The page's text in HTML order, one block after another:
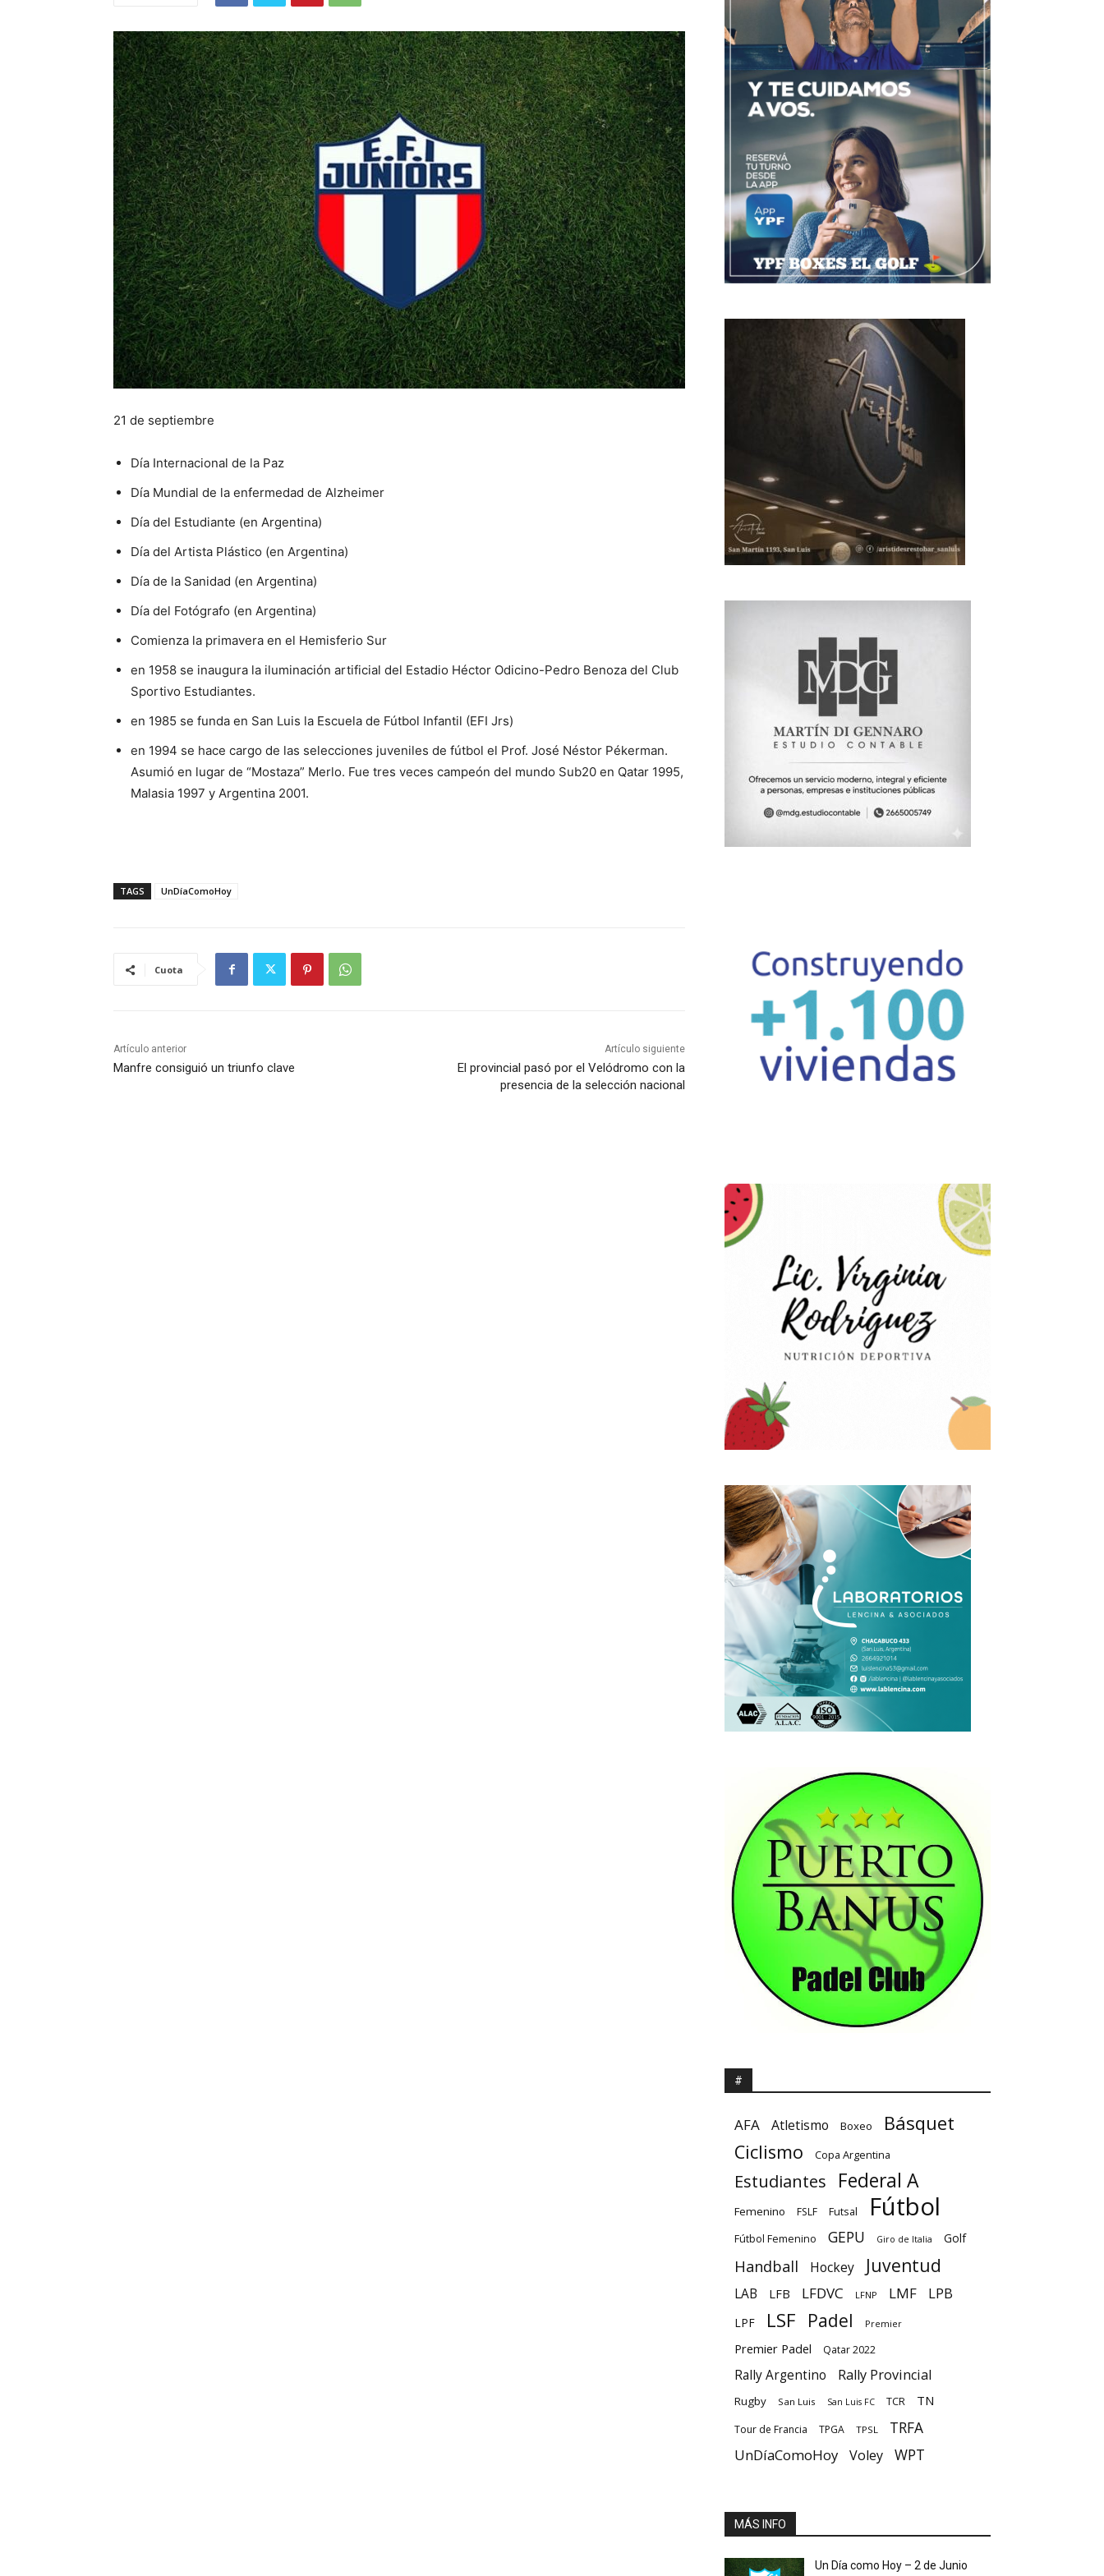
21 de septiembre
Día Internacional de la Paz
Día Mundial de la enfermedad de Alzheimer
Día del Estudiante (en Argentina)
Día del Artista Plástico (en Argentina)
Día de la Sanidad (en Argentina)
Día del Fotógrafo (en Argentina)
Comienza la primavera en el Hemisferio Sur
en 1958 se inaugura la iluminación artificial del Estadio Héctor Odicino-Pedro Benoza del Club
Sportivo Estudiantes.
en 1985 se funda en San Luis la Escuela de Fútbol Infantil (EFI Jrs)
en 1994 se hace cargo de las selecciones juveniles de fútbol el Prof. José Néstor Pékerman.
Asumió en lugar de “Mostaza” Merlo. Fue tres veces campeón del mundo Sub20 en Qatar 1995,
Malasia 1997 y Argentina 2001.
TAGS UnDíaComoHoy
Cuota
Artículo anterior
Manfre consiguió un triunfo clave
Artículo siguiente
El provincial pasó por el Velódromo con la
presencia de la selección nacional
#
AFA Atletismo Boxeo Básquet
Ciclismo Copa Argentina
Estudiantes Federal A
Femenino FSLF Futsal Fútbol
Fútbol Femenino GEPU Giro de Italia Golf
Handball Hockey Juventud
LAB LFB LFDVC LFNP LMF LPB
LPF LSF Padel Premier
Premier Padel Qatar 2022
Rally Argentino Rally Provincial
Rugby San Luis San Luis FC TCR TN
Tour de Francia TPGA TPSL TRFA
UnDíaComoHoy Voley WPT
MÁS INFO
Un Día como Hoy – 2 de Junio